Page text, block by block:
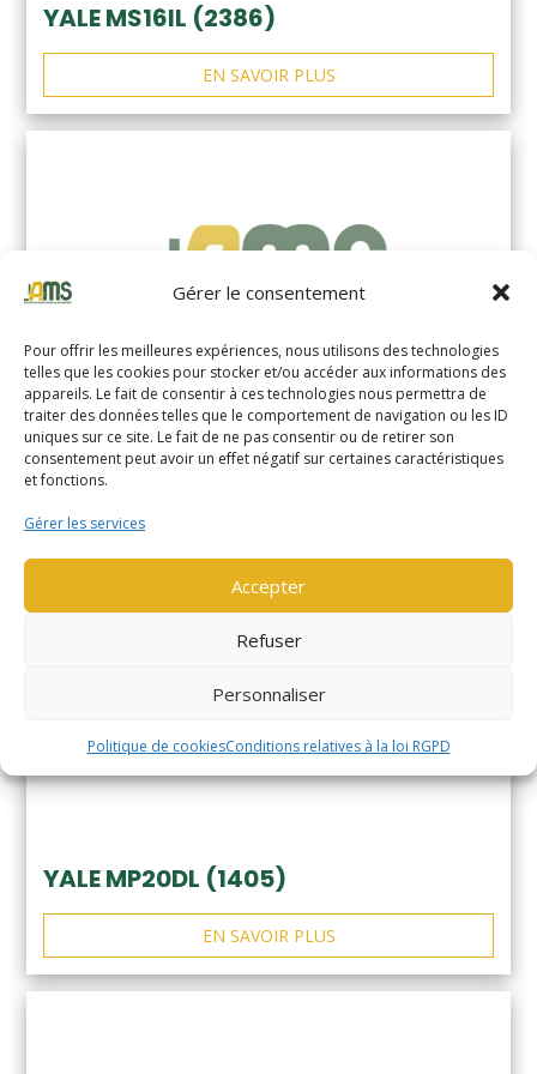
Gérer le consentement
Pour offrir les meilleures expériences, nous utilisons des technologies
telles que les cookies pour stocker et/ou accéder aux informations des
appareils. Le fait de consentir à ces technologies nous permettra de
traiter des données telles que le comportement de navigation ou les ID
uniques sur ce site. Le fait de ne pas consentir ou de retirer son
consentement peut avoir un effet négatif sur certaines caractéristiques
et fonctions.
Gérer les services
Accepter
Refuser
Personnaliser
Politique de cookiesConditions relatives à la loi RGPD
YALE MS16IL (2386)
EN SAVOIR PLUS
YALE MS14XIL (2510)
YALE MP20DL (1405)
EN SAVOIR PLUS